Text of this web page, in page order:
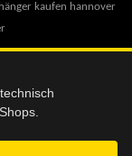
kaufen hannover
anhänger 750 kg
kaufen tipps
inkl. MwSt